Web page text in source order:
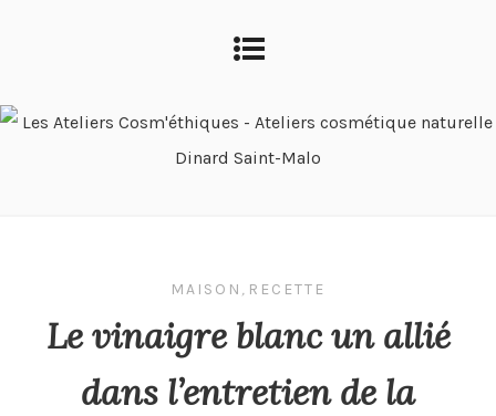
MAISON , RECETTE
Le vinaigre blanc un allié
dans l’entretien de la